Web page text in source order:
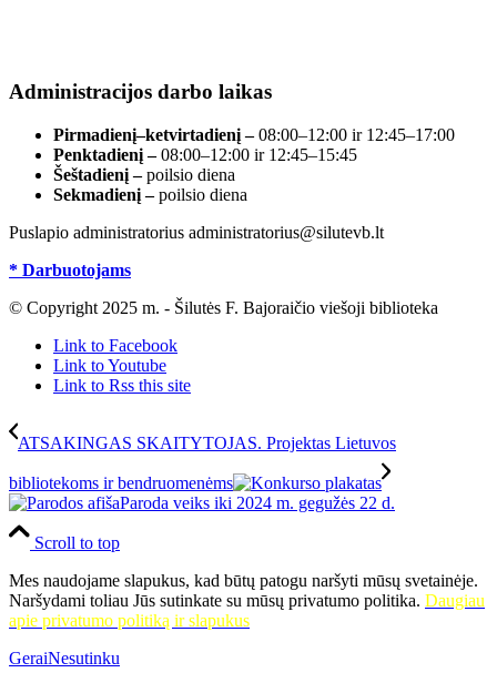
Administracijos darbo laikas
Pirmadienį–ketvirtadienį –08:00–12:00 ir 12:45–17:00
Penktadienį –08:00–12:00 ir 12:45–15:45
Šeštadienį –poilsio diena
Sekmadienį –poilsio diena
Puslapio administratorius administratorius@silutevb.lt
* Darbuotojams
© Copyright 2025 m. - Šilutės F. Bajoraičio viešoji biblioteka
Link to Facebook
Link to Youtube
Link to Rss this site
ATSAKINGAS SKAITYTOJAS. Projektas Lietuvos
bibliotekoms ir bendruomenėms
Paroda veiks iki 2024 m. gegužės 22 d.
Scroll to top
Mes naudojame slapukus, kad būtų patogu naršyti mūsų svetainėje.
Naršydami toliau Jūs sutinkate su mūsų privatumo politika. Daugiau
apie privatumo politiką ir slapukus
GeraiNesutinku